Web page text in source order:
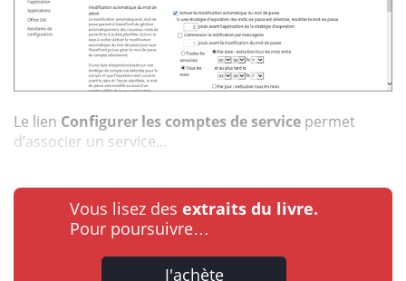
Le lien Configurer les comptes de service permet
d’associer un service...
Vous lisez des extraits du livre.
Pour poursuivre…
J'achète